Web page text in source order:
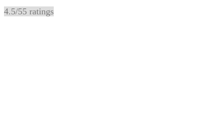
4.5/55 ratings